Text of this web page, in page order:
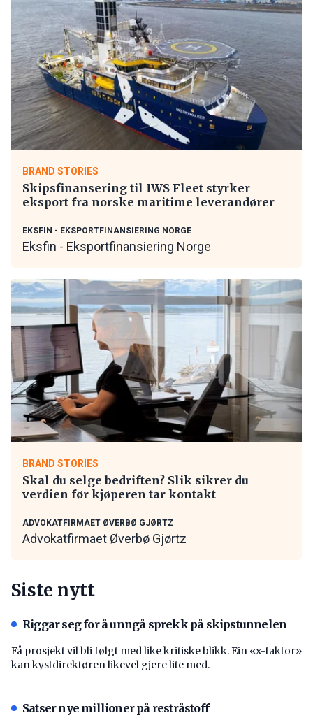
BRAND STORIES
Skipsfinansering til IWS Fleet styrker
eksport fra norske maritime leverandører
EKSFIN - EKSPORTFINANSIERING NORGE
Eksfin - Eksportfinansiering Norge
BRAND STORIES
Skal du selge bedriften? Slik sikrer du
verdien før kjøperen tar kontakt
ADVOKATFIRMAET ØVERBØ GJØRTZ
Advokatfirmaet Øverbø Gjørtz
Siste nytt
Riggar seg for å unngå sprekk på skipstunnelen
Få prosjekt vil bli følgt med like kritiske blikk. Ein «x-faktor»
kan kystdirektøren likevel gjere lite med.
Satser nye millioner på restråstoff